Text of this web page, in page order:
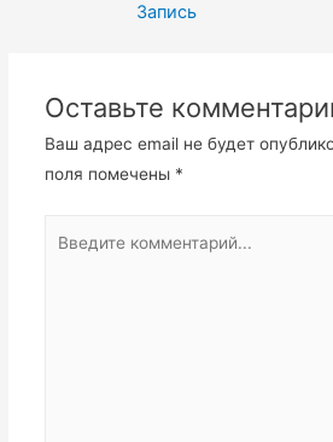
Запись
Оставьте
Ваш адрес email не будет
поля помечены *